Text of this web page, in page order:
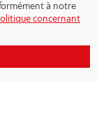
à notre
concernant